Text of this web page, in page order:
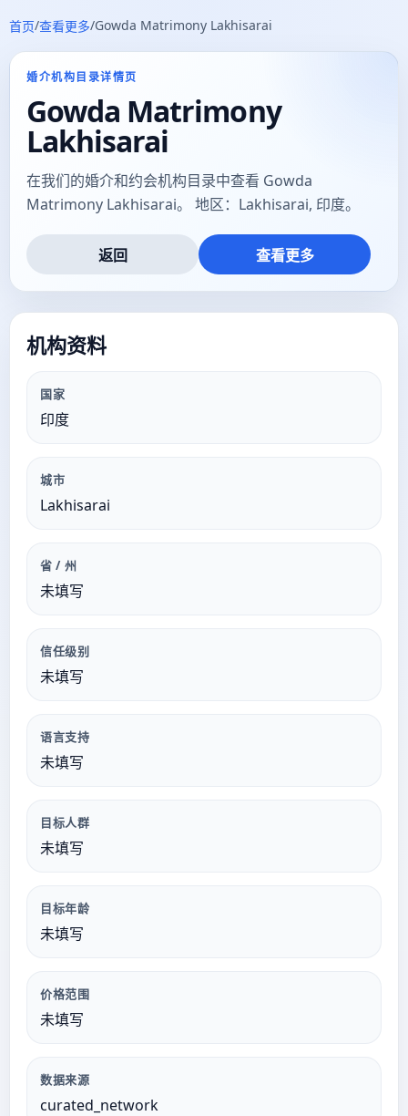
首页/查看更多/Gowda Matrimony Lakhisarai
婚介机构目录详情页
Gowda Matrimony
Lakhisarai
在我们的婚介和约会机构目录中查看 Gowda
Matrimony Lakhisarai。 地区：Lakhisarai, 印度。
返回 查看更多
机构资料
国家
印度
城市
Lakhisarai
省 / 州
未填写
信任级别
未填写
语言支持
未填写
目标人群
未填写
目标年龄
未填写
价格范围
未填写
数据来源
curated_network